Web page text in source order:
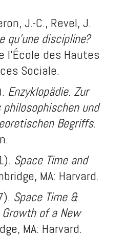
J.-C., Revel, J.
qu'une discipline?
l'École des Hautes
Sociale.
Enzyklopädie. Zur
und
Begriffs.
Space Time and
MA: Harvard.
Space Time &
of a New
MA: Harvard.